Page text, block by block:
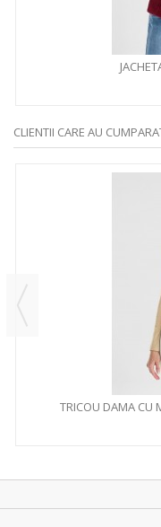
CLIENTII CARE AU
TRICOU DAMA CU